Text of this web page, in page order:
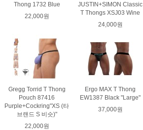
Thong 1732 Blue
22,000원
JUSTIN+SIMON Classic
T Thongs XSJ03 Wine
24,000원
Gregg Torrid T Thong
Pouch 87416
Purple+Cockring"XS (타
브랜드 S 비슷)"
22,000원
Ergo MAX T Thong
EW1387 Black "Large"
37,000원